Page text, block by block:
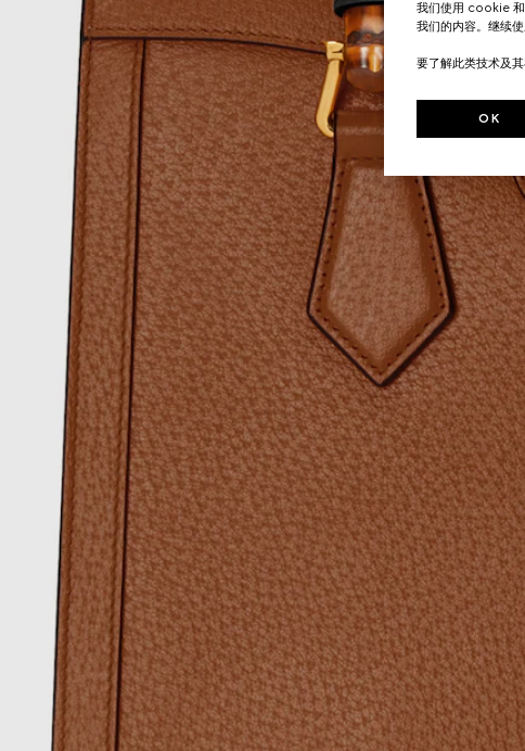
我们使用 cookie 和
我们的内容。继续
要了解此类技术及
OK